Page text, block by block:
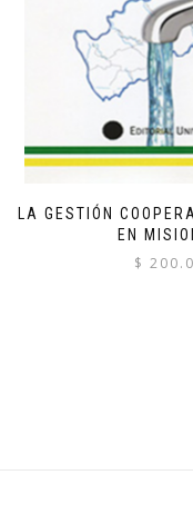
LA GESTIÓN
EN
$